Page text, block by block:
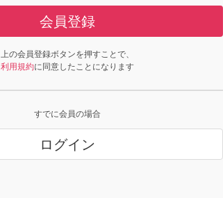
会員登録
上の会員登録ボタンを押すことで、
利用規約に同意したことになります
すでに会員の場合
ログイン